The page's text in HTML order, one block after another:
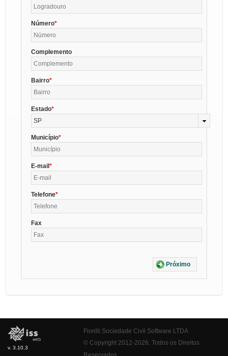
Número
Complemento
Bairro
Estado
SP
Município
E-mail
Telefone
Fax
Próximo
v. 3.10.3
Fiorilli Sociedade Civil Software LTDA
© Copyright 2012-2026. Todos os Direitos